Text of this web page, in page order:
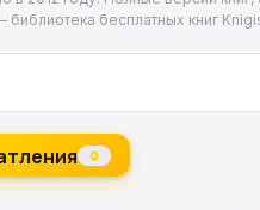
библиотека бесплатных книг
0